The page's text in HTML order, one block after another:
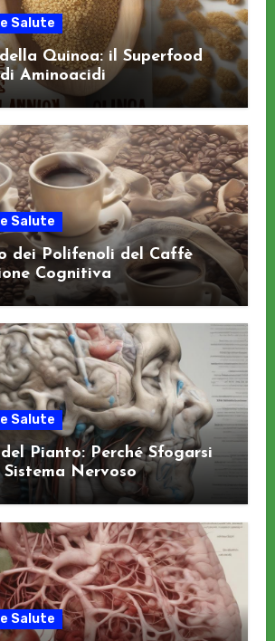
Salute
Quinoa: il Superfood
Aminoacidi
Salute
dei Polifenoli del Caffè
Cognitiva
Salute
Pianto: Perché Sfogarsi
Nervoso
Salute